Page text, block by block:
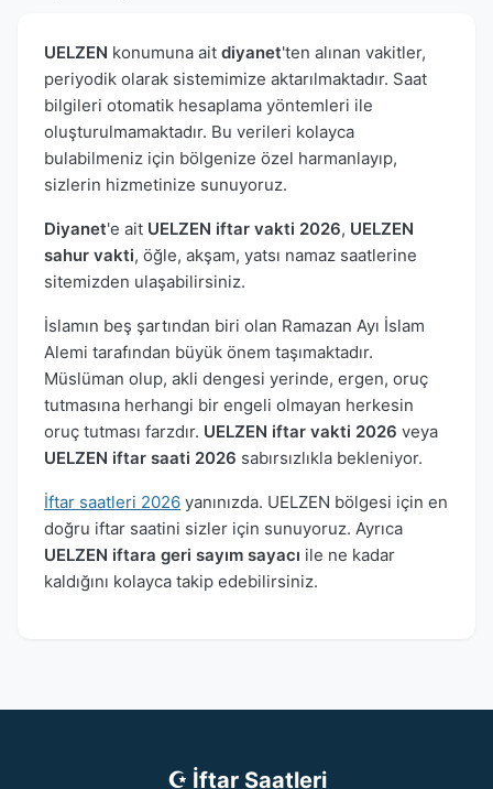
UELZEN konumuna ait diyanet'ten alınan vakitler,
periyodik olarak sistemimize aktarılmaktadır. Saat
bilgileri otomatik hesaplama yöntemleri ile
oluşturulmamaktadır. Bu verileri kolayca
bulabilmeniz için bölgenize özel harmanlayıp,
sizlerin hizmetinize sunuyoruz.
Diyanet'e ait UELZEN iftar vakti 2026, UELZEN
sahur vakti, öğle, akşam, yatsı namaz saatlerine
sitemizden ulaşabilirsiniz.
İslamın beş şartından biri olan Ramazan Ayı İslam
Alemi tarafından büyük önem taşımaktadır.
Müslüman olup, akli dengesi yerinde, ergen, oruç
tutmasına herhangi bir engeli olmayan herkesin
oruç tutması farzdır. UELZEN iftar vakti 2026 veya
UELZEN iftar saati 2026 sabırsızlıkla bekleniyor.
İftar saatleri 2026 yanınızda. UELZEN bölgesi için en
doğru iftar saatini sizler için sunuyoruz. Ayrıca
UELZEN iftara geri sayım sayacı ile ne kadar
kaldığını kolayca takip edebilirsiniz.
☪ İftar Saatleri